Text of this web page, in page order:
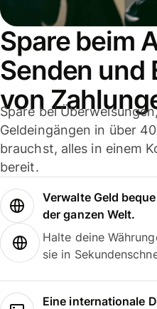
Spare beim
Senden und
von
Spare bei
Geldeingängen in über
brauchst, alles in einem
bereit.
Verwalte Geld
der ganzen Welt.
Halte deine
sie in
Eine internationale